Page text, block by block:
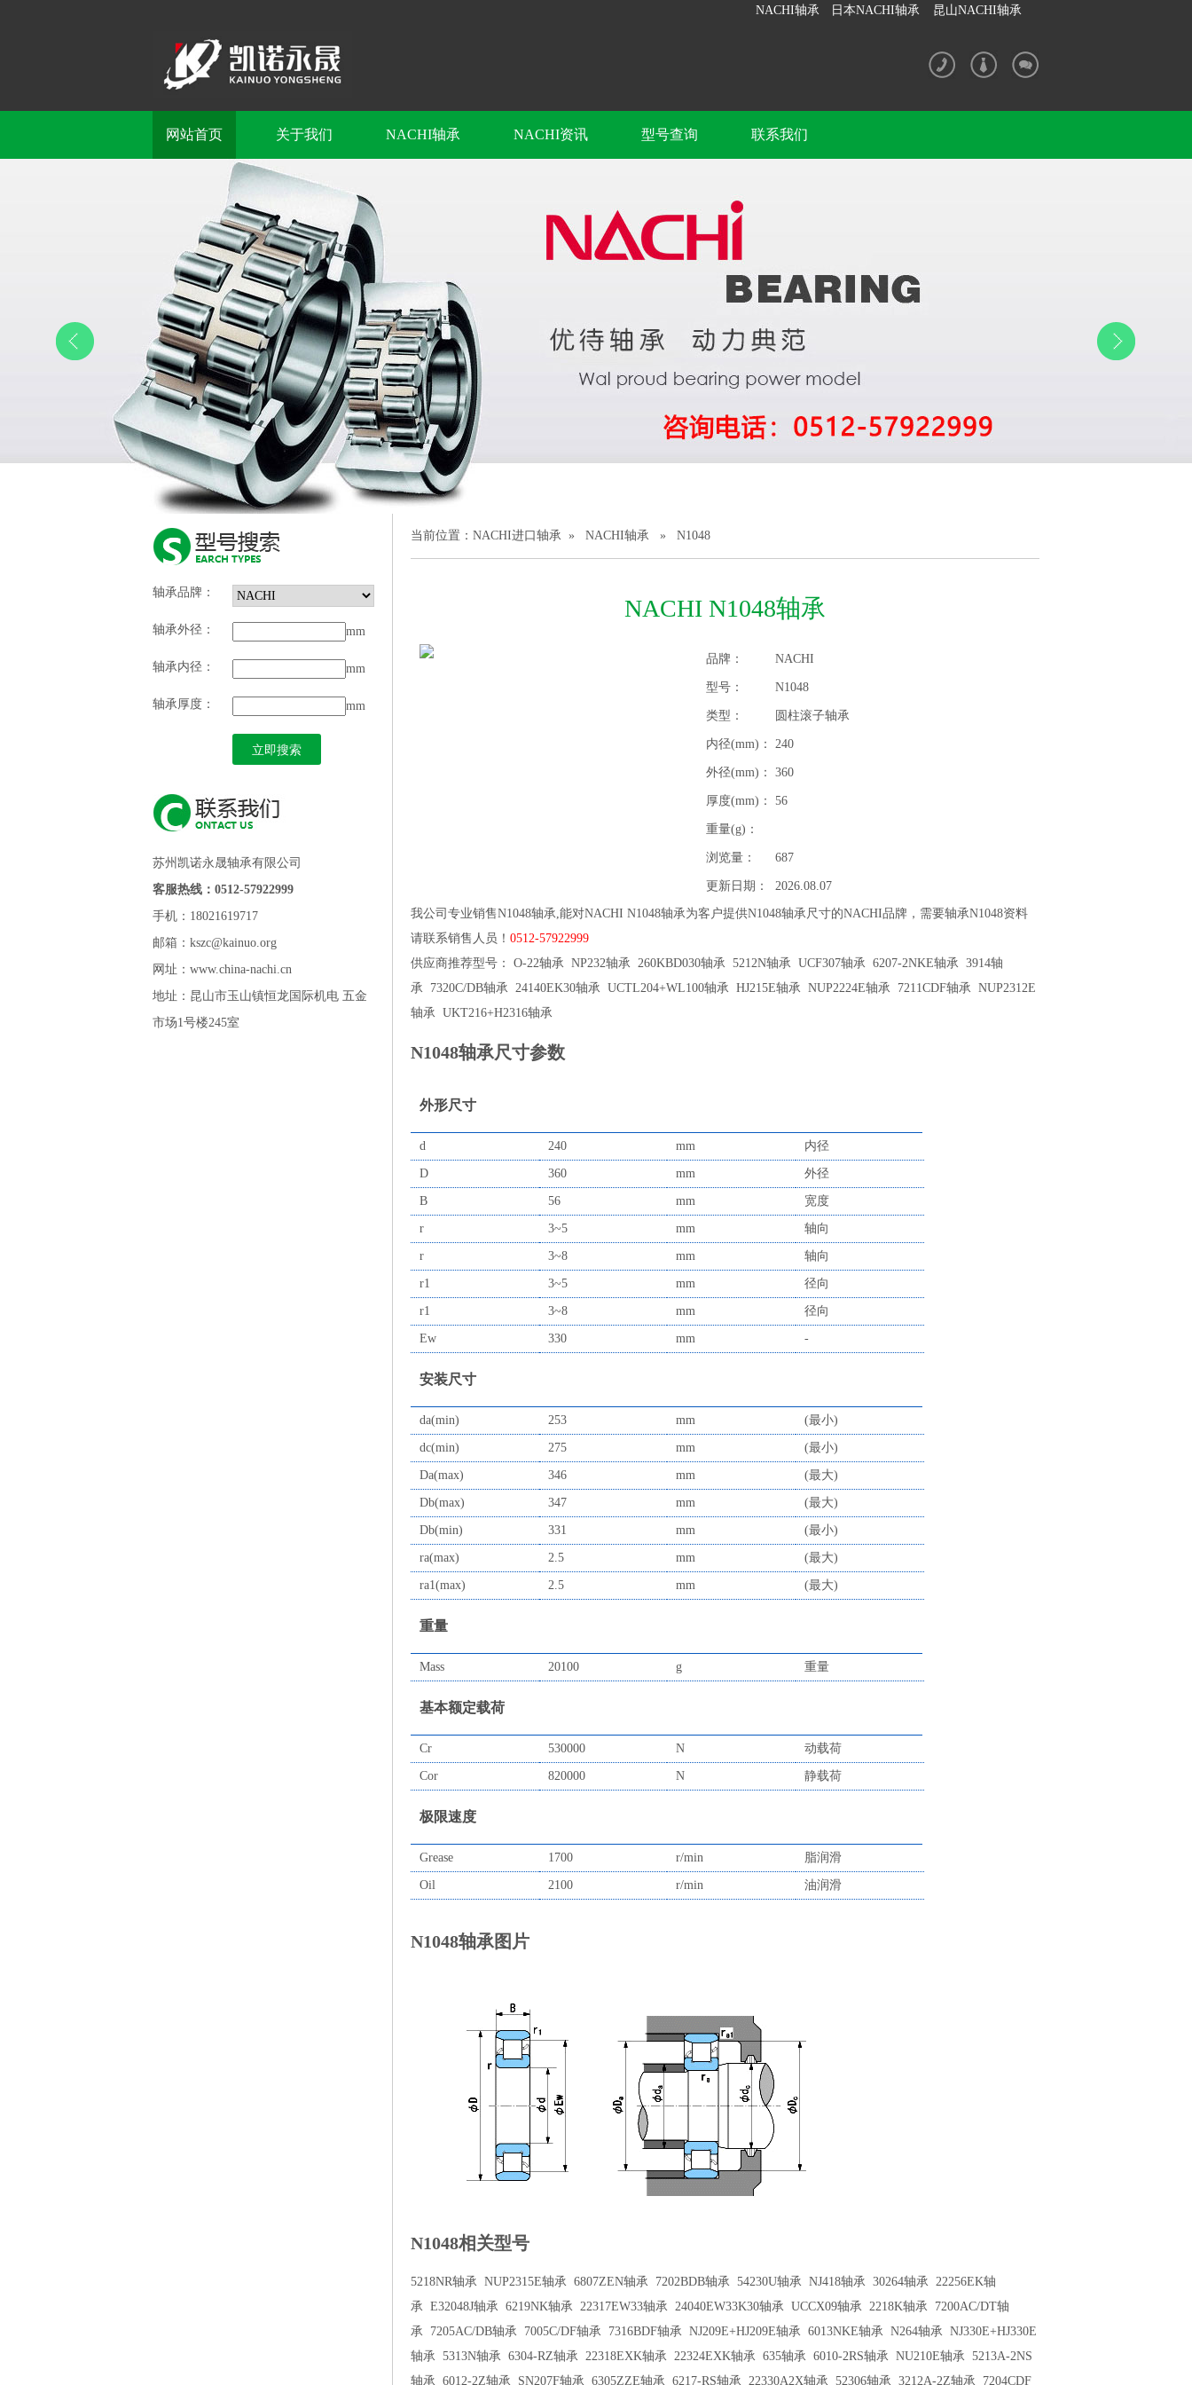
NACHI轴承 日本NACHI轴承 昆山NACHI轴承
网站首页 关于我们 NACHI轴承 NACHI资讯 型号查询 联系我们
轴承品牌：
轴承外径： mm
轴承内径： mm
轴承厚度： mm
苏州凯诺永晟轴承有限公司
客服热线：0512-57922999
手机：18021619717
邮箱：kszc@kainuo.org
网址：www.china-nachi.cn
地址：昆山市玉山镇恒龙国际机电 五金
市场1号楼245室
当前位置： NACHI进口轴承 » NACHI轴承 » N1048
NACHI N1048轴承
品牌： NACHI
型号： N1048
类型： 圆柱滚子轴承
内径(mm)： 240
外径(mm)： 360
厚度(mm)： 56
重量(g)：
浏览量： 687
更新日期： 2026.08.07
我公司专业销售N1048轴承,能对NACHI N1048轴承为客户提供N1048轴承尺寸的NACHI品牌，需要轴承N1048资料
请联系销售人员！ 0512-57922999
供应商推荐型号： O-22轴承 NP232轴承 260KBD030轴承 5212N轴承 UCF307轴承 6207-2NKE轴承 3914轴
承 7320C/DB轴承 24140EK30轴承 UCTL204+WL100轴承 HJ215E轴承 NUP2224E轴承 7211CDF轴承 NUP2312E
轴承 UKT216+H2316轴承
N1048轴承尺寸参数
外形尺寸
d 240 mm 内径
D 360 mm 外径
B 56 mm 宽度
r 3~5 mm 轴向
r 3~8 mm 轴向
r1 3~5 mm 径向
r1 3~8 mm 径向
Ew 330 mm -
安装尺寸
da(min) 253 mm (最小)
dc(min) 275 mm (最小)
Da(max) 346 mm (最大)
Db(max) 347 mm (最大)
Db(min) 331 mm (最小)
ra(max) 2.5 mm (最大)
ra1(max) 2.5 mm (最大)
重量
Mass 20100 g 重量
基本额定载荷
Cr 530000 N 动载荷
Cor 820000 N 静载荷
极限速度
Grease 1700 r/min 脂润滑
Oil 2100 r/min 油润滑
N1048轴承图片
N1048相关型号
5218NR轴承 NUP2315E轴承 6807ZEN轴承 7202BDB轴承 54230U轴承 NJ418轴承 30264轴承 22256EK轴
承 E32048J轴承 6219NK轴承 22317EW33轴承 24040EW33K30轴承 UCCX09轴承 2218K轴承 7200AC/DT轴
承 7205AC/DB轴承 7005C/DF轴承 7316BDF轴承 NJ209E+HJ209E轴承 6013NKE轴承 N264轴承 NJ330E+HJ330E
轴承 5313N轴承 6304-RZ轴承 22318EXK轴承 22324EXK轴承 635轴承 6010-2RS轴承 NU210E轴承 5213A-2NS
轴承 6012-2Z轴承 SN207F轴承 6305ZZE轴承 6217-RS轴承 22330A2X轴承 52306轴承 3212A-2Z轴承 7204CDF